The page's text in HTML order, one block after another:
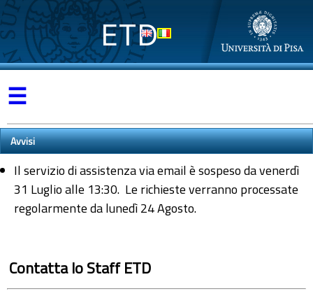
ETD
☰
Avvisi
Il servizio di assistenza via email è sospeso da venerdì
31 Luglio alle 13:30. Le richieste verranno processate
regolarmente da lunedì 24 Agosto.
Contatta lo Staff ETD